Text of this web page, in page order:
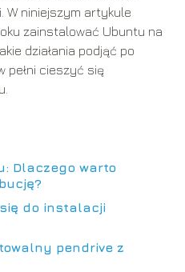
W niniejszym artykule
zainstalować Ubuntu na
działania podjąć po
pełni cieszyć się
Dlaczego warto
do instalacji
pendrive z